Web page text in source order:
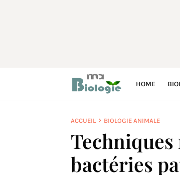
HOME
ACCUEIL BIOLOGIE ANIMALE
bactéries